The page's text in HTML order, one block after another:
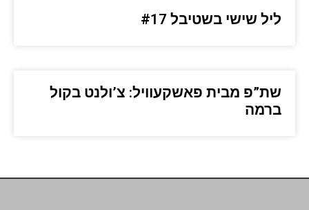
ליל שישי בשטיבל #17
שת”פ מבית פאשקעוויל: צ’ולנט בקול
ברמה